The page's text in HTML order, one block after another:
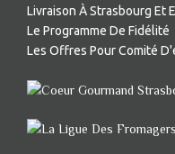
Livraison À Strasbourg Et
Le Programme De Fidélité
Les Offres Pour Comité